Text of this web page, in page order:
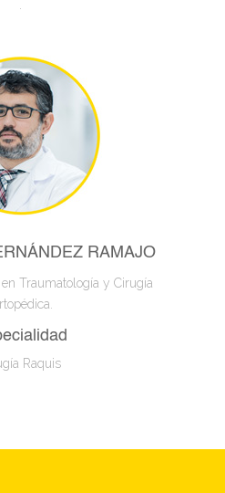
RAMAJO
Traumatología y Cirugía
Raquis